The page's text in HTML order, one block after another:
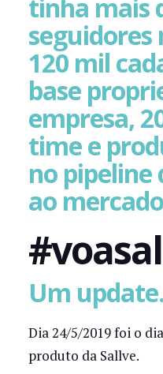
tinha mais
120 mil
base
empresa,
time e
no pipeline
ao
Um
Dia 24/5/2019 foi o
produto da Sallve.